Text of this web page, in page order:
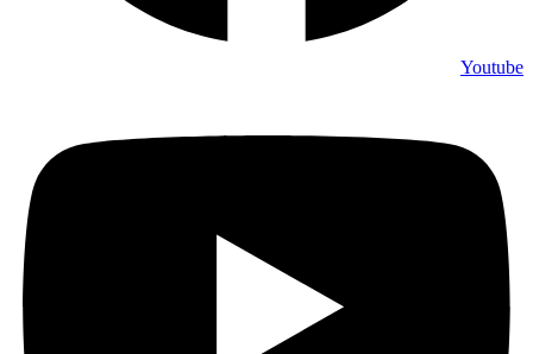
Youtube